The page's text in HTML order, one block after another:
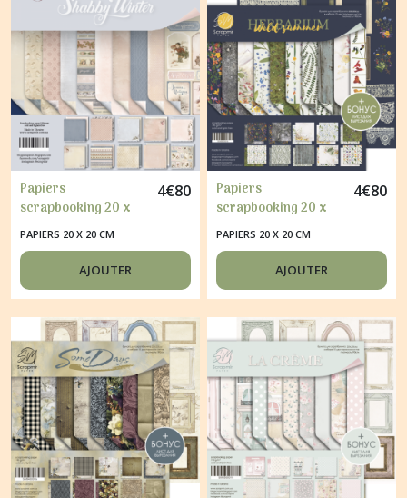
Papiers
scrapbooking 20 x
20 cm album faire
part carte Scrapmir
SHABBY WINTER
4€80
PAPIERS 20 X 20 CM
AJOUTER
Papiers
scrapbooking 20 x
20 cm album faire
part carte Scrapmir
HERBARIUM WILD
SUMMER
4€80
PAPIERS 20 X 20 CM
AJOUTER